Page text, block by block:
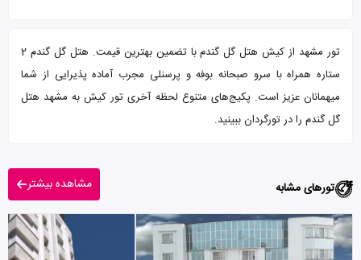
تور مشهد از کیش هتل گل گندم با تضمین بهترین قیمت. هتل گل گندم 2
ستاره همراه با سرو صبحانه بوفه و پرسنلی مجرب آماده پذیرایی از شما
میهمانان عزیز است. پکیج‌های متنوع لحظه آخری تور کیش به مشهد هتل
گل گندم را در تورگردان ببینید.
تورهای مشابه مشاهده بیشتر